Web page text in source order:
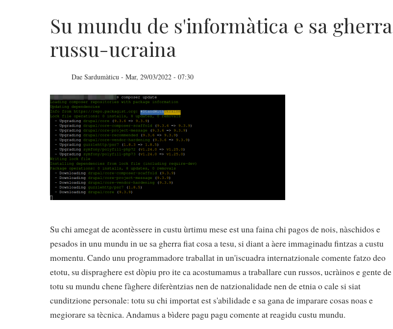
Su mundu de s'informàtica e sa gherra
russu-ucraina
Su
mundu
de
s'informàtica
e
sa
gherra
russu-
ucraina
Dae Sardumàticu - Mar, 29/03/2022 - 07:30
Su chi amegat de acontèssere in custu ùrtimu mese est una faina chi pagos de nois, nàschidos e
pesados in unu mundu in ue sa gherra fiat cosa a tesu, si diant a àere immaginadu fintzas a custu
momentu. Cando unu programmadore traballat in un'iscuadra internatzionale comente fatzo deo
etotu, su dispraghere est dòpiu pro ite ca acostumamus a traballare cun russos, ucràinos e gente de
totu su mundu chene fàghere diferèntzias nen de natzionalidade nen de etnia o cale si siat
cunditzione personale: totu su chi importat est s'abilidade e sa gana de imparare cosas noas e
megiorare sa tècnica. Andamus a bìdere pagu pagu comente at reagidu custu mundu.